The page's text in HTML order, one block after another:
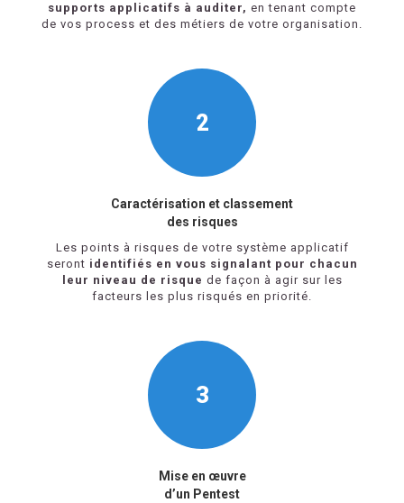
supports applicatifs à auditer, en tenant compte
de vos process et des métiers de votre organisation.
2
Caractérisation et classement
des risques
Les points à risques de votre système applicatif
seront identifiés en vous signalant pour chacun
leur niveau de risque de façon à agir sur les
facteurs les plus risqués en priorité.
3
Mise en œuvre
d’un Pentest